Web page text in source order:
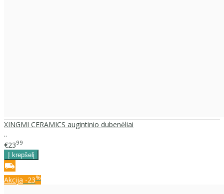
XINGMI CERAMICS augintinio dubenėliai
..
€2399
Akcija -23%